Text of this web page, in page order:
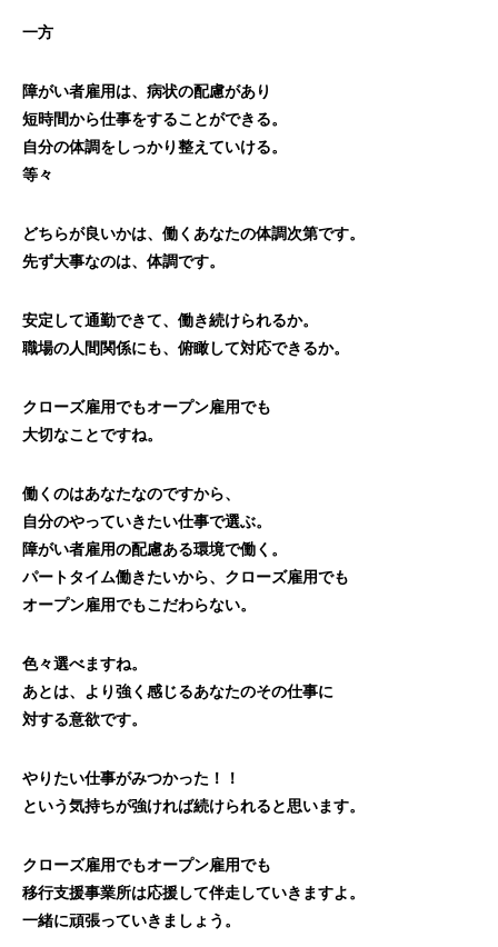
一方
障がい者雇用は、病状の配慮があり
短時間から仕事をすることができる。
自分の体調をしっかり整えていける。
等々
どちらが良いかは、働くあなたの体調次第です。
先ず大事なのは、体調です。
安定して通勤できて、働き続けられるか。
職場の人間関係にも、俯瞰して対応できるか。
クローズ雇用でもオープン雇用でも
大切なことですね。
働くのはあなたなのですから、
自分のやっていきたい仕事で選ぶ。
障がい者雇用の配慮ある環境で働く。
パートタイム働きたいから、クローズ雇用でも
オープン雇用でもこだわらない。
色々選べますね。
あとは、より強く感じるあなたのその仕事に
対する意欲です。
やりたい仕事がみつかった！！
という気持ちが強ければ続けられると思います。
クローズ雇用でもオープン雇用でも
移行支援事業所は応援して伴走していきますよ。
一緒に頑張っていきましょう。